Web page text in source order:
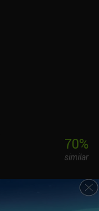
70%
similar